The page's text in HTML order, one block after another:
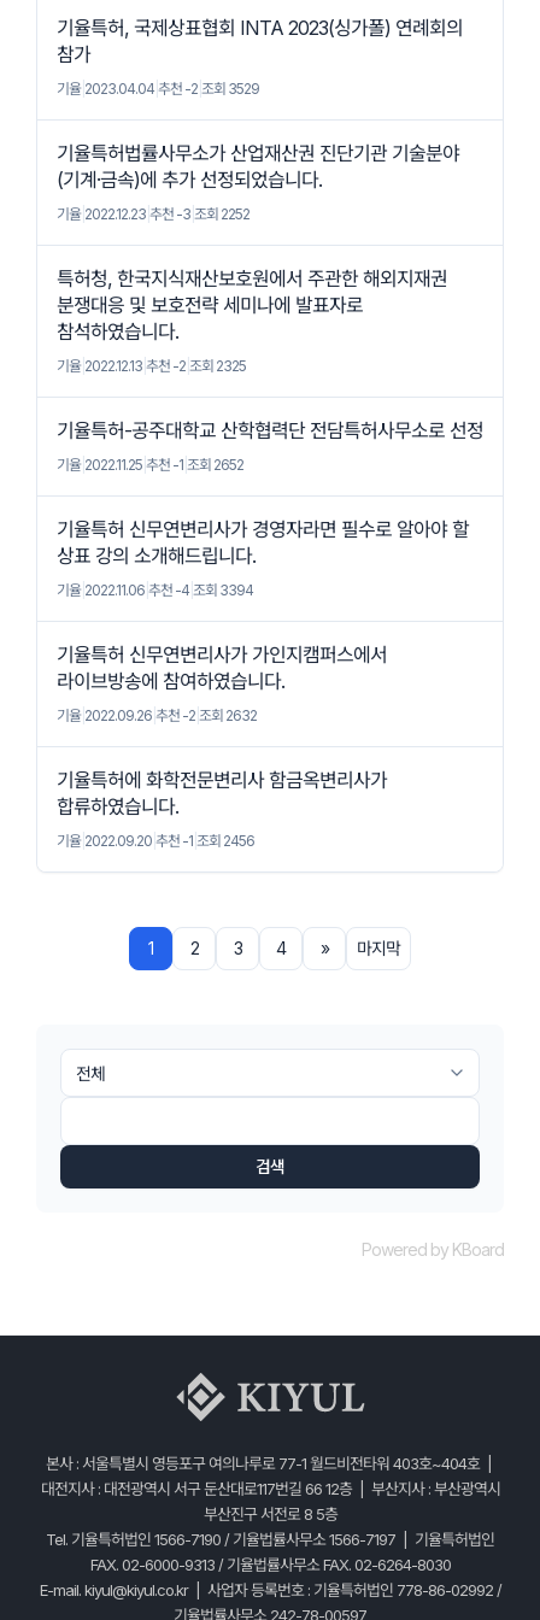
기율특허, 국제상표협회 INTA 2023(싱가폴) 연례회의
참가
기율| 2023.04.04 추천 -2 조회 3529
기율특허법률사무소가 산업재산권 진단기관 기술분야
(기계·금속)에 추가 선정되었습니다.
기율| 2022.12.23 추천 -3 조회 2252
특허청, 한국지식재산보호원에서 주관한 해외지재권
분쟁대응 및 보호전략 세미나에 발표자로
참석하였습니다.
기율| 2022.12.13 추천 -2 조회 2325
기율특허-공주대학교 산학협력단 전담특허사무소로 선정
기율| 2022.11.25 추천 -1 조회 2652
기율특허 신무연변리사가 경영자라면 필수로 알아야 할
상표 강의 소개해드립니다.
기율| 2022.11.06 추천 -4 조회 3394
기율특허 신무연변리사가 가인지캠퍼스에서
라이브방송에 참여하였습니다.
기율| 2022.09.26 추천 -2 조회 2632
기율특허에 화학전문변리사 함금옥변리사가
합류하였습니다.
기율| 2022.09.20 추천 -1 조회 2456
1 2 3 4 » 마지막
검색
Powered by KBoard
본사 : 서울특별시 영등포구 여의나루로 77-1 월드비전타워 403호~404호 |
대전지사 : 대전광역시 서구 둔산대로117번길 66 12층 | 부산지사 : 부산광역시
부산진구 서전로 8 5층
Tel. 기율특허법인 1566-7190 / 기율법률사무소 1566-7197 | 기율특허법인
FAX. 02-6000-9313 / 기율법률사무소 FAX. 02-6264-8030
E-mail.kiyul@kiyul.co.kr| 사업자 등록번호 : 기율특허법인 778-86-02992 /
기율법률사무소 242-78-00597